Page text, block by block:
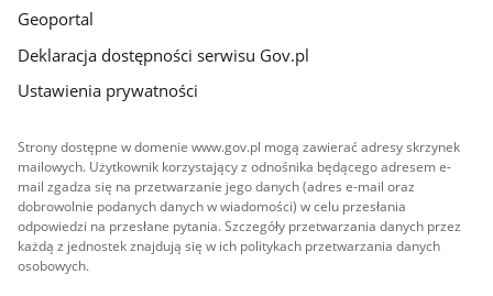
Geoportal
Deklaracja dostępności serwisu Gov.pl
Ustawienia prywatności
Strony dostępne w domenie www.gov.pl mogą zawierać adresy skrzynek
mailowych. Użytkownik korzystający z odnośnika będącego adresem e-
mail zgadza się na przetwarzanie jego danych (adres e-mail oraz
dobrowolnie podanych danych w wiadomości) w celu przesłania
odpowiedzi na przesłane pytania. Szczegóły przetwarzania danych przez
każdą z jednostek znajdują się w ich politykach przetwarzania danych
osobowych.